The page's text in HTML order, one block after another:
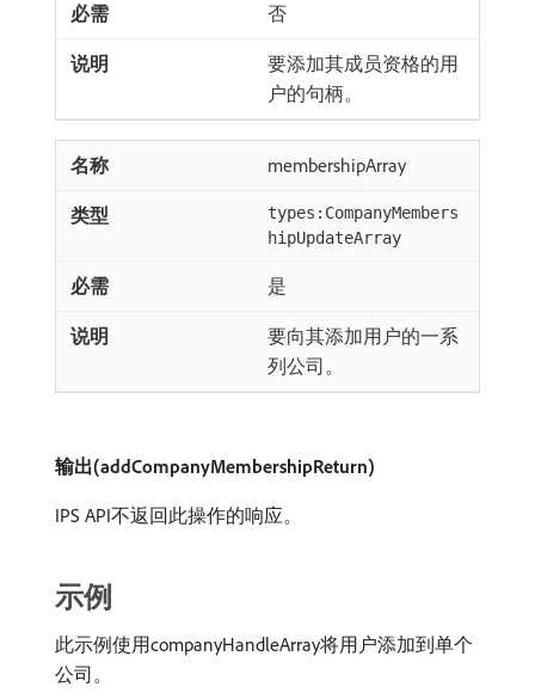
否
要添加其成员资格的用
户的句柄。
membershipArray
types:CompanyMembers
hipUpdateArray
是
要向其添加用户的一系
列公司。
输出(addCompanyMembershipReturn)
IPS API不返回此操作的响应。
示例
此示例使用companyHandleArray将用户添加到单个
公司。